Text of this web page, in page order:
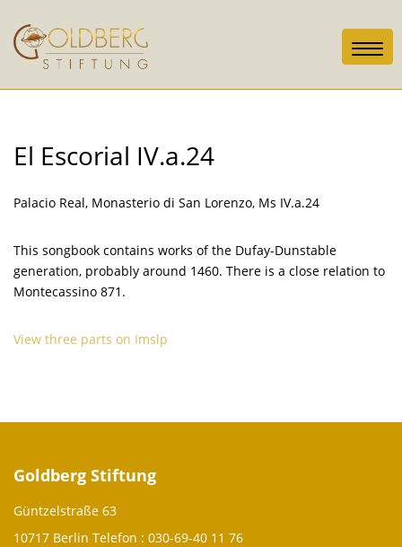
El Escorial IV.a.24
Palacio Real, Monasterio di San Lorenzo, Ms IV.a.24
This songbook contains works of the Dufay-Dunstable
generation, probably around 1460. There is a close relation to
Montecassino 871.
View three parts on Imslp
Goldberg Stiftung
Güntzelstraße 63
10717 Berlin Telefon : 030-69-40 11 76